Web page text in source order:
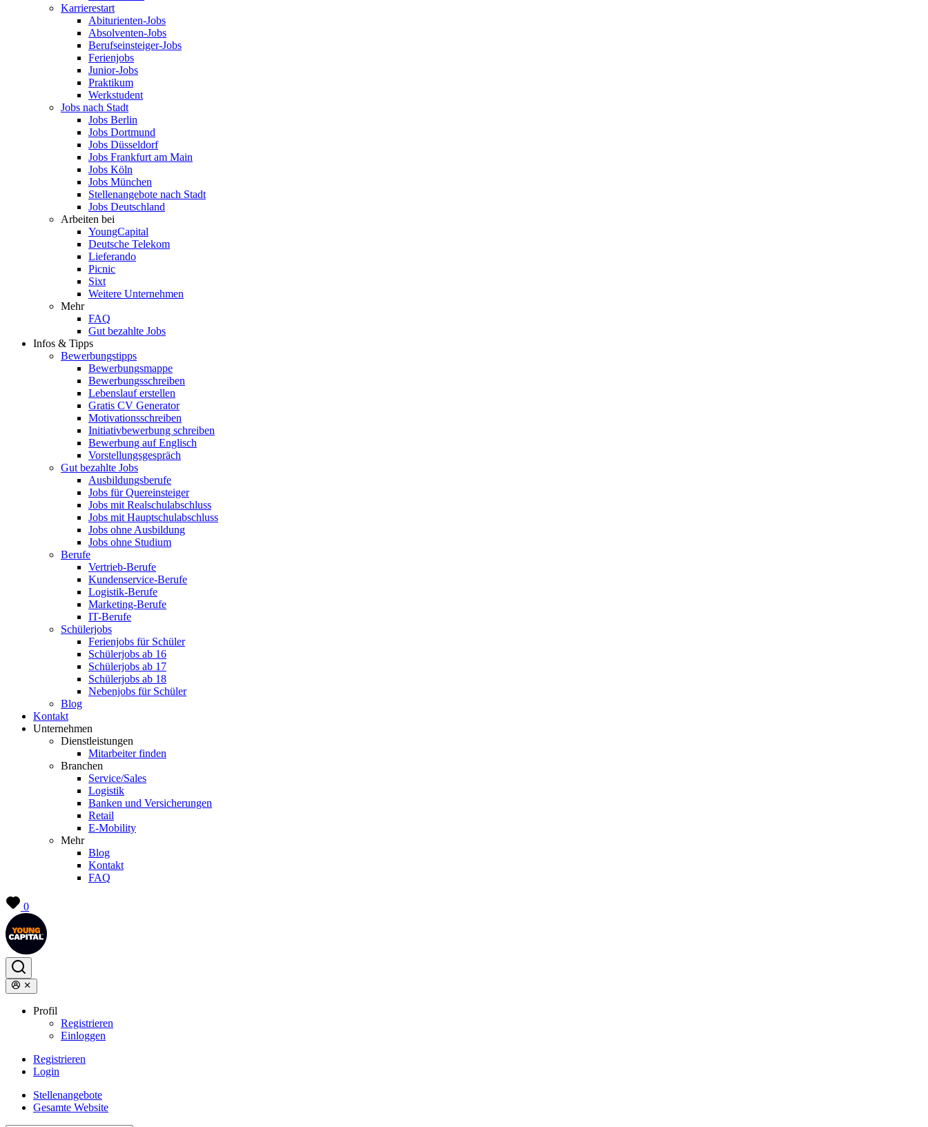
Karrierestart
Abiturienten-Jobs
Absolventen-Jobs
Berufseinsteiger-Jobs
Ferienjobs
Junior-Jobs
Praktikum
Werkstudent
Jobs nach Stadt
Jobs Berlin
Jobs Dortmund
Jobs Düsseldorf
Jobs Frankfurt am Main
Jobs Köln
Jobs München
Stellenangebote nach Stadt
Jobs Deutschland
Arbeiten bei
YoungCapital
Deutsche Telekom
Lieferando
Picnic
Sixt
Weitere Unternehmen
Mehr
FAQ
Gut bezahlte Jobs
Infos & Tipps
Bewerbungstipps
Bewerbungsmappe
Bewerbungsschreiben
Lebenslauf erstellen
Gratis CV Generator
Motivationsschreiben
Initiativbewerbung schreiben
Bewerbung auf Englisch
Vorstellungsgespräch
Gut bezahlte Jobs
Ausbildungsberufe
Jobs für Quereinsteiger
Jobs mit Realschulabschluss
Jobs mit Hauptschulabschluss
Jobs ohne Ausbildung
Jobs ohne Studium
Berufe
Vertrieb-Berufe
Kundenservice-Berufe
Logistik-Berufe
Marketing-Berufe
IT-Berufe
Schülerjobs
Ferienjobs für Schüler
Schülerjobs ab 16
Schülerjobs ab 17
Schülerjobs ab 18
Nebenjobs für Schüler
Blog
Kontakt
Unternehmen
Dienstleistungen
Mitarbeiter finden
Branchen
Service/Sales
Logistik
Banken und Versicherungen
Retail
E-Mobility
Mehr
Blog
Kontakt
FAQ
0
Profil
Registrieren
Einloggen
Registrieren
Login
Stellenangebote
Gesamte Website